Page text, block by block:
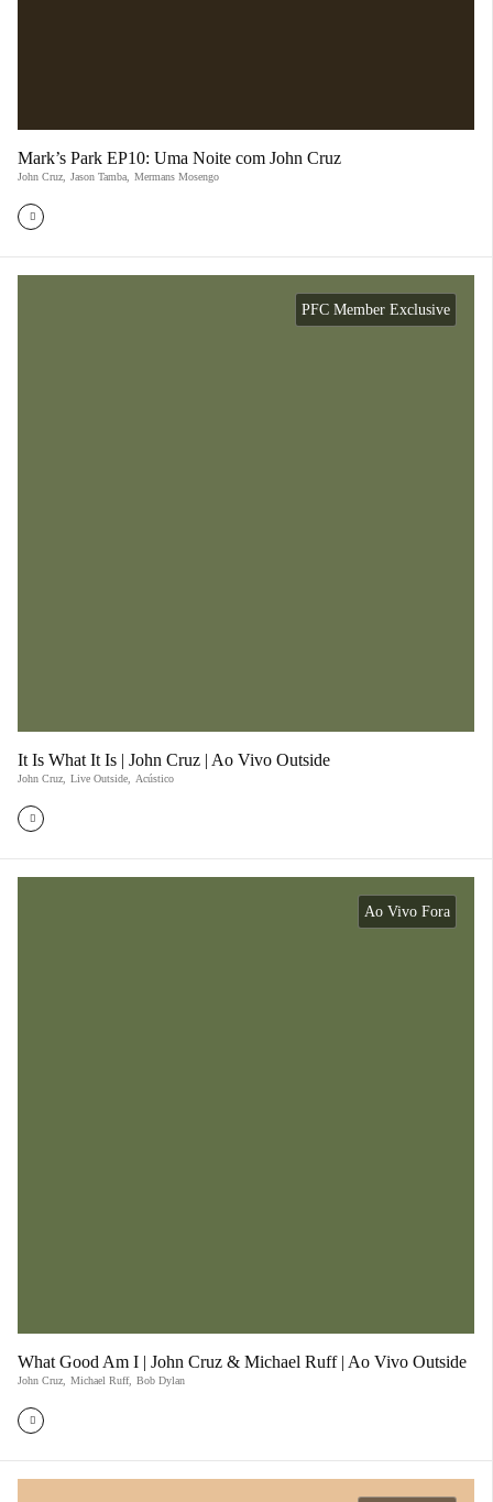
Mark’s Park EP10: Uma Noite com John Cruz
John Cruz Jason Tamba Mermans Mosengo
PFC Member Exclusive
It Is What It Is | John Cruz | Ao Vivo Outside
John Cruz Live Outside Acústico
Ao Vivo Fora
What Good Am I | John Cruz & Michael Ruff | Ao Vivo Outside
John Cruz Michael Ruff, Bob Dylan